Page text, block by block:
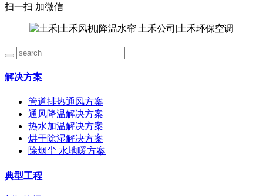
扫一扫 加微信
解决方案
管道排热通风方案
通风降温解决方案
热水加温解决方案
烘干除湿解决方案
除烟尘 水地暖方案
典型工程